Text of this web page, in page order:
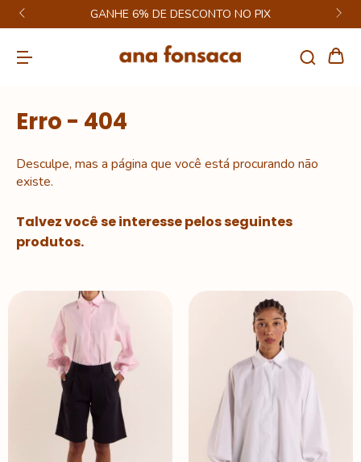
GANHE 6% DE DESCONTO NO PIX
Erro - 404
Desculpe, mas a página que você está procurando não
existe.
Talvez você se interesse pelos seguintes
produtos.